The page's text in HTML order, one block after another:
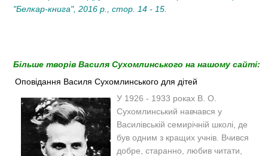
"Белкар-книга", 2016 р., стор. 14 - 15.
Більше творів Василя Сухомлинського на нашому сайті:
Оповідання Василя Сухомлинського для дітей
У 1926 - 1933 роках В. О.
Сухомлинський навчався у
Василівській семирічній школі, де
був одним з кращих учнів. Вчився
добре, старанно, любив читати,